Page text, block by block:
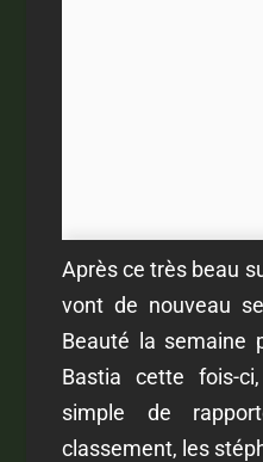
Après ce très beau
vont de nouveau
Beauté la semaine
Bastia cette fois-
simple de
classement, les